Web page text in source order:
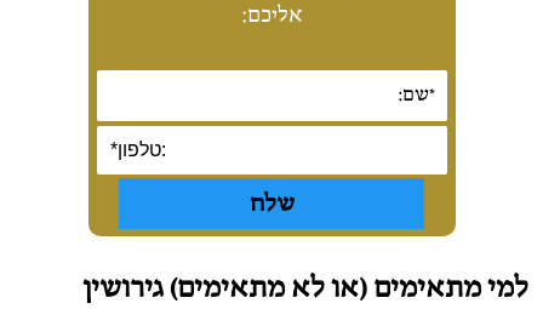
אליכם:
למי מתאימים (או לא מתאימים) גירושין